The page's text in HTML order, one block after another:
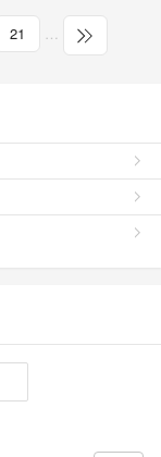
21 …